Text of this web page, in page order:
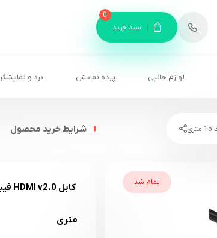
8
سبد خرید
0
لوازم جانبی پرده نمایش برد و نمایشگر
تمام شد
شرایط خرید محصول
متری